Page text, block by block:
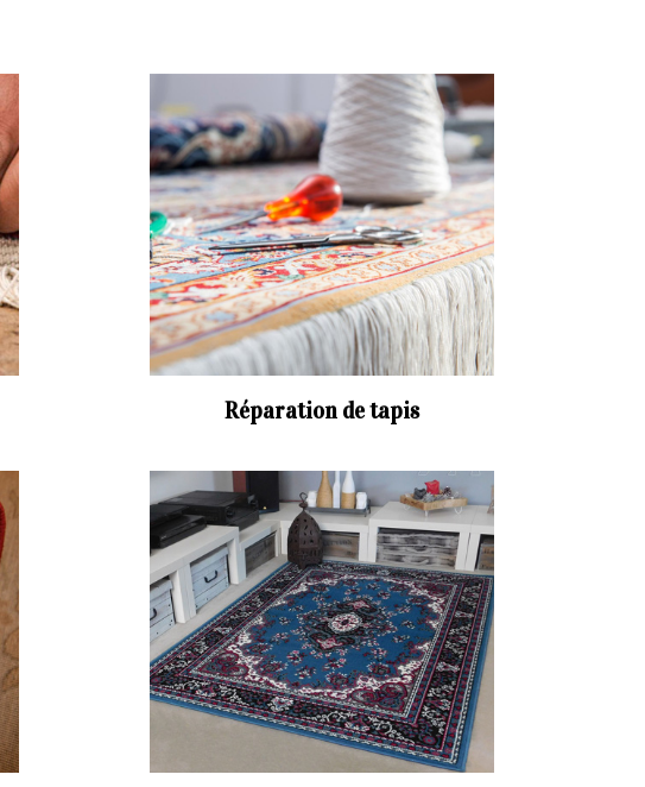
Réparation de tapis